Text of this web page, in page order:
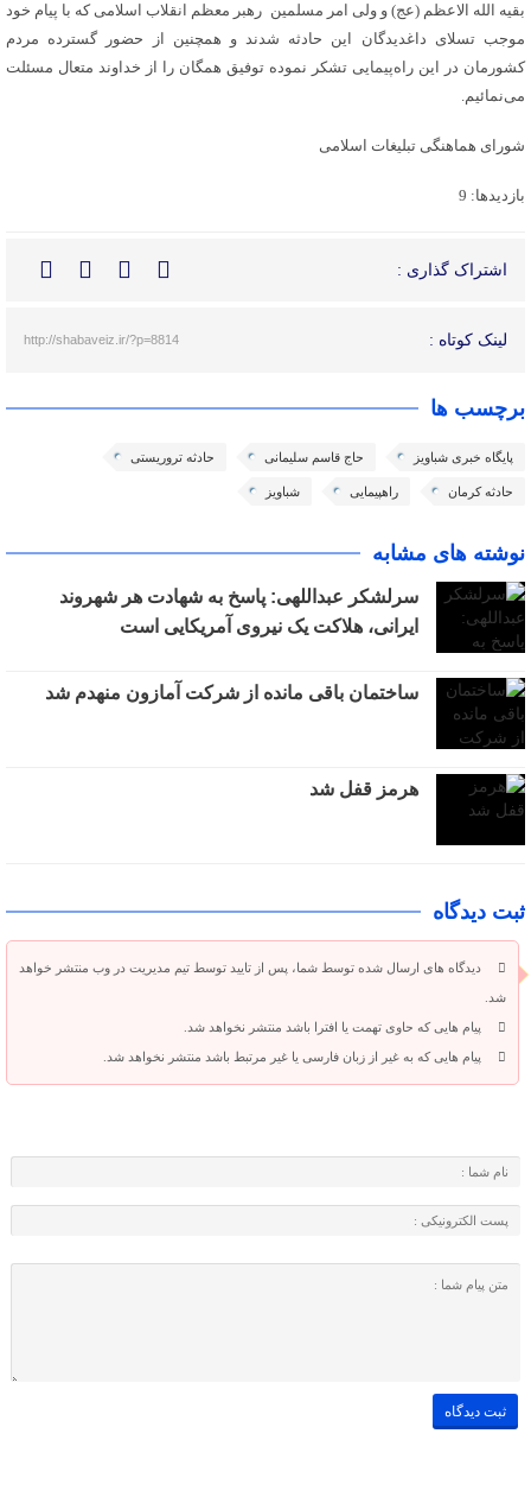
بقیه الله الاعظم (عج) و ولی امر مسلمین رهبر معظم انقلاب اسلامی که با پیام خود
موجب تسلای داغدیدگان این حادثه شدند و همچنین از حضور گسترده مردم
کشورمان در این راه‌پیمایی تشکر نموده توفیق همگان را از خداوند متعال مسئلت
می‌نمائیم.
شورای هماهنگی تبلیغات اسلامی
بازدیدها: 9
اشتراک گذاری :
لینک کوتاه : http://shabaveiz.ir/?p=8814
برچسب ها
پایگاه خبری شباویز حاج قاسم سلیمانی حادثه تروریستی
حادثه کرمان راهپیمایی شباویز
نوشته های مشابه
سرلشکر عبداللهی: پاسخ به شهادت هر شهروند
ایرانی، هلاکت یک نیروی آمریکایی است
ساختمان باقی مانده از شرکت آمازون منهدم شد
هرمز قفل شد
ثبت دیدگاه
دیدگاه های ارسال شده توسط شما، پس از تایید توسط تیم مدیریت در وب منتشر خواهد
شد.
پیام هایی که حاوی تهمت یا افترا باشد منتشر نخواهد شد.
پیام هایی که به غیر از زبان فارسی یا غیر مرتبط باشد منتشر نخواهد شد.